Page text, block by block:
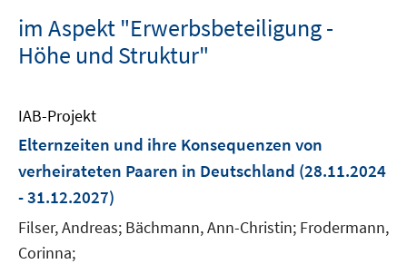
im Aspekt "Erwerbsbeteiligung -
Höhe und Struktur"
IAB-Projekt
Elternzeiten und ihre Konsequenzen von
verheirateten Paaren in Deutschland (28.11.2024
- 31.12.2027)
Filser, Andreas; Bächmann, Ann-Christin; Frodermann,
Corinna;